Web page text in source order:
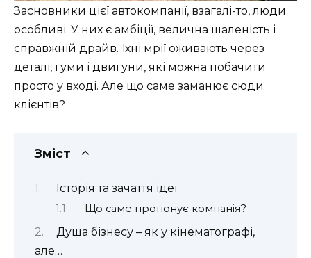
Засновники цієї автокомпанії, взагалі-то, люди
особливі. У них є амбіції, велична шаленість і
справжній драйв. Їхні мрії оживають через
деталі, гуми і двигуни, які можна побачити
просто у вході. Але що саме заманює сюди
клієнтів?
Зміст
Історія та зачаття ідеї
Що саме пропонує компанія?
Душа бізнесу – як у кінематографі,
але…